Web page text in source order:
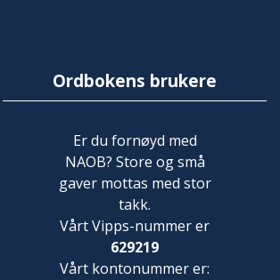
Ordbokens brukere
Er du fornøyd med
NAOB? Store og små
gaver mottas med stor
takk.
Vårt Vipps-nummer er
629219
Vårt kontonummer er: